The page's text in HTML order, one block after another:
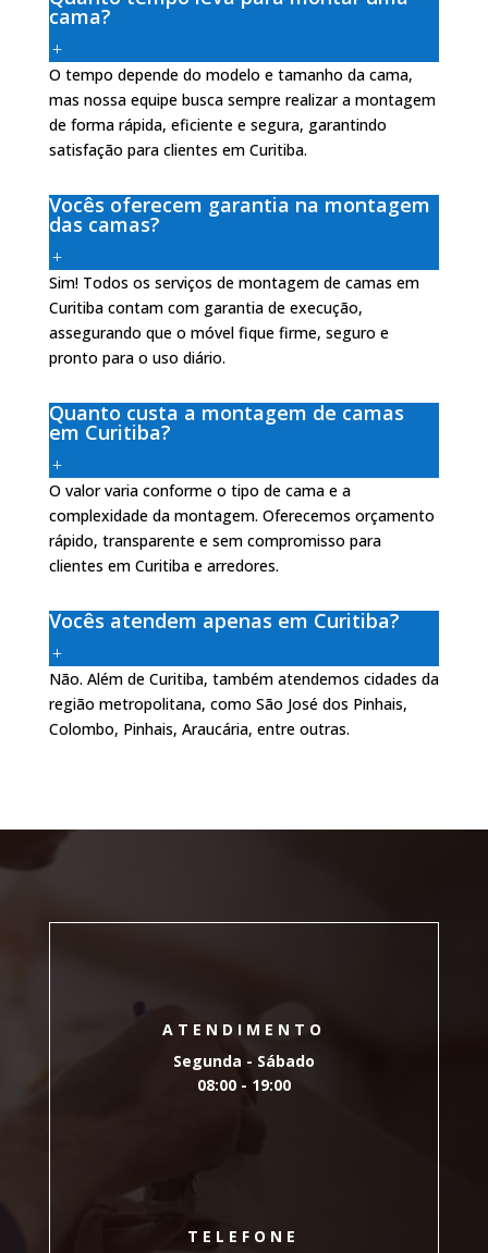
cama?
O tempo depende do modelo e tamanho da cama,
mas nossa equipe busca sempre realizar a montagem
de forma rápida, eficiente e segura, garantindo
satisfação para clientes em Curitiba.
Vocês oferecem garantia na montagem
das camas?
Sim! Todos os serviços de montagem de camas em
Curitiba contam com garantia de execução,
assegurando que o móvel fique firme, seguro e
pronto para o uso diário.
Quanto custa a montagem de camas
em Curitiba?
O valor varia conforme o tipo de cama e a
complexidade da montagem. Oferecemos orçamento
rápido, transparente e sem compromisso para
clientes em Curitiba e arredores.
Vocês atendem apenas em Curitiba?
Não. Além de Curitiba, também atendemos cidades da
região metropolitana, como São José dos Pinhais,
Colombo, Pinhais, Araucária, entre outras.
ATENDIMENTO
Segunda - Sábado
08:00 - 19:00
TELEFONE